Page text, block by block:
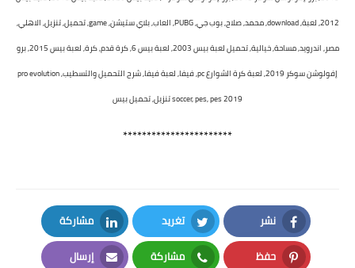
2012, لعبة, download, محمد, صلاح, بوب جي, PUBG, العاب, بلاي ستيشن, game, تحميل, تنزيل, الاهلي,
مصر, اندرويد, مساحة, خيالية, تحميل لعبة بيس 2003, لعبة بيس 6, كرة قدم, كرة, لعبة بيس 2015, برو
إفولوشن سوكر 2019, لعبة كرة الشوارع pc, فيفا, لعبة فيفا, شرح التحميل والتسطيب, pro evolution
soccer, pes, pes 2019 تنزيل, تحميل بيس
***********************
نشر
Facebook
تغريد
Twitter
مشاركة
LinkedIn
حفظ مشاركة إرسال